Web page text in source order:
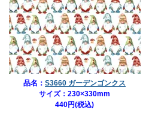
品名： S3660 ガーデンゴンクス
サイズ：230×330mm
440円(税込)